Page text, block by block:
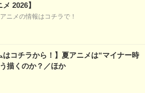
メ 2026】
ニメの情報はコチラで！
はコチラから！】夏アニメは“マイナー時
描くのか？／ほか